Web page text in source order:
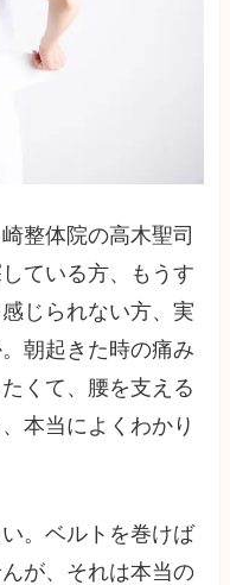
整体院の高木聖司
ている方、もうす
じられない方、実
朝起きた時の痛み
くて、腰を支える
本当によくわかり
。ベルトを巻けば
が、それは本当の